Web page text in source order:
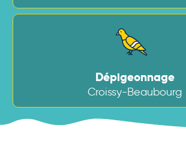
Dépigeonnage
Croissy-Beaubourg